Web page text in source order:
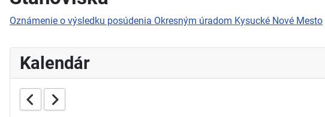
Oznámenie o výsledku posúdenia Okresným úradom Kysucké Nové Mesto
Kalendár